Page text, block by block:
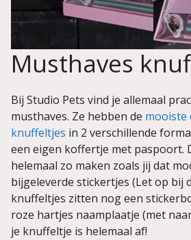
Musthaves
Bij Studio Pets vind je allemaal
musthaves. Ze hebben de mooiste
knuffeltjes in 2 verschillende
een eigen koffertje met paspoort.
helemaal zo maken zoals jij dat
bijgeleverde stickertjes (Let op bij
knuffeltjes zitten nog een
roze hartjes naamplaatje (met
je knuffeltje is helemaal af!